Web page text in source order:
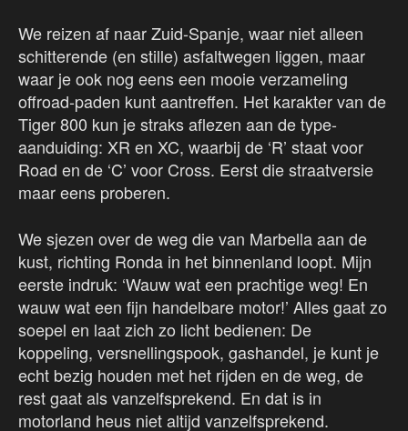
We reizen af naar Zuid-Spanje, waar niet alleen
schitterende (en stille) asfaltwegen liggen, maar
waar je ook nog eens een mooie verzameling
offroad-paden kunt aantreffen. Het karakter van de
Tiger 800 kun je straks aflezen aan de type-
aanduiding: XR en XC, waarbij de ‘R’ staat voor
Road en de ‘C’ voor Cross. Eerst die straatversie
maar eens proberen.
We sjezen over de weg die van Marbella aan de
kust, richting Ronda in het binnenland loopt. Mijn
eerste indruk: ‘Wauw wat een prachtige weg! En
wauw wat een fijn handelbare motor!’ Alles gaat zo
soepel en laat zich zo licht bedienen: De
koppeling, versnellingspook, gashandel, je kunt je
echt bezig houden met het rijden en de weg, de
rest gaat als vanzelfsprekend. En dat is in
motorland heus niet altijd vanzelfsprekend.